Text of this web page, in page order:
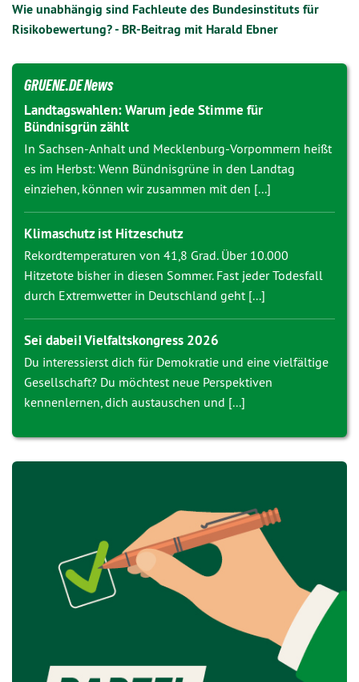
Wie unabhängig sind Fachleute des Bundesinstituts für
Risikobewertung? - BR-Beitrag mit Harald Ebner
GRUENE.DE News
Landtagswahlen: Warum jede Stimme für
Bündnisgrün zählt
In Sachsen-Anhalt und Mecklenburg-Vorpommern heißt
es im Herbst: Wenn Bündnisgrüne in den Landtag
einziehen, können wir zusammen mit den [...]
Klimaschutz ist Hitzeschutz
Rekordtemperaturen von 41,8 Grad. Über 10.000
Hitzetote bisher in diesen Sommer. Fast jeder Todesfall
durch Extremwetter in Deutschland geht [...]
Sei dabei! Vielfaltskongress 2026
Du interessierst dich für Demokratie und eine vielfältige
Gesellschaft? Du möchtest neue Perspektiven
kennenlernen, dich austauschen und [...]